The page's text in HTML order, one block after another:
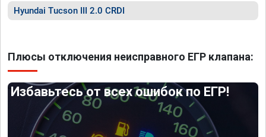
Hyundai Tucson III 2.0 CRDI
Плюсы отключения неисправного ЕГР клапана:
Избавьтесь от всех ошибок по ЕГР!